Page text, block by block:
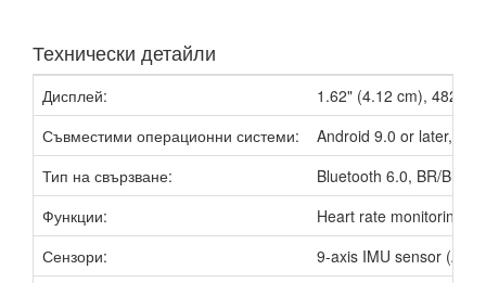
Технически детайли
Дисплей:
1.62" (4.12 cm),
Съвместими операционни системи:
Android 9.0 or later,
Тип на свързване:
Bluetooth 6.0, BR/BLE,
Функции:
Heart rate monitoring,
Сензори:
9-axis IMU sensor